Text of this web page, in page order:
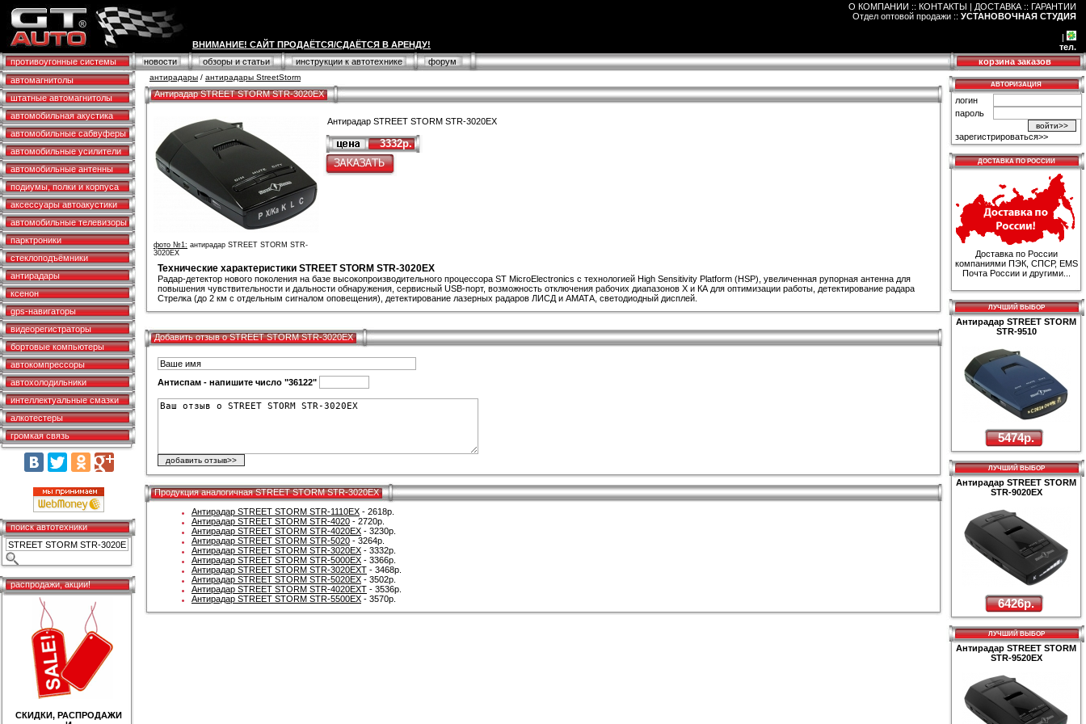
ВНИМАНИЕ! САЙТ ПРОДАЁТСЯ/СДАЁТСЯ В АРЕНДУ!
О КОМПАНИИ :: КОНТАКТЫ | ДОСТАВКА :: ГАРАНТИИ
Отдел оптовой продажи :: УСТАНОВОЧНАЯ СТУДИЯ
|
тел.
противоугонные системы
новости обзоры и статьи инструкции к автотехнике форум
корзина заказов
автомагнитолы
штатные автомагнитолы
автомобильная акустика
автомобильные сабвуферы
автомобильные усилители
автомобильные антенны
подиумы, полки и корпуса
аксессуары автоакустики
автомобильные телевизоры
парктроники
стеклоподъёмники
антирадары
ксенон
gps-навигаторы
видеорегистраторы
бортовые компьютеры
автокомпрессоры
автохолодильники
интеллектуальные смазки
алкотестеры
громкая связь
поиск автотехники
распродажи, акции!
СКИДКИ, РАСПРОДАЖИ
антирадары / антирадары StreetStorm
Антирадар STREET STORM STR-3020EX
фото №1: антирадар STREET STORM STR-
3020EX
Антирадар STREET STORM STR-3020EX
3332р.
Технические характеристики STREET STORM STR-3020EX
Радар-детектор нового поколения на базе высокопроизводительного процессора ST MicroElectronics с технологией High Sensitivity Platform (HSP), увеличенная рупорная антенна для
повышения чувствительности и дальности обнаружения, сервисный USB-порт, возможность отключения рабочих диапазонов Х и КА для оптимизации работы, детектирование радара
Стрелка (до 2 км с отдельным сигналом оповещения), детектирование лазерных радаров ЛИСД и АМАТА, светодиодный дисплей.
Добавить отзыв о STREET STORM STR-3020EX
Антиспам - напишите число "36122"
Продукция аналогичная STREET STORM STR-3020EX
Антирадар STREET STORM STR-1110EX - 2618р.
Антирадар STREET STORM STR-4020 - 2720р.
Антирадар STREET STORM STR-4020EX - 3230р.
Антирадар STREET STORM STR-5020 - 3264р.
Антирадар STREET STORM STR-3020EX - 3332р.
Антирадар STREET STORM STR-5000EX - 3366р.
Антирадар STREET STORM STR-3020EXT - 3468р.
Антирадар STREET STORM STR-5020EX - 3502р.
Антирадар STREET STORM STR-4020EXT - 3536р.
Антирадар STREET STORM STR-5500EX - 3570р.
АВТОРИЗАЦИЯ
логин
пароль
зарегистрироваться>>
ДОСТАВКА ПО РОССИИ
Доставка по России
компаниями ПЭК, СПСР, EMS
Почта России и другими...
ЛУЧШИЙ ВЫБОР
Антирадар STREET STORM
STR-9510
5474р.
ЛУЧШИЙ ВЫБОР
Антирадар STREET STORM
STR-9020EX
6426р.
ЛУЧШИЙ ВЫБОР
Антирадар STREET STORM
STR-9520EX